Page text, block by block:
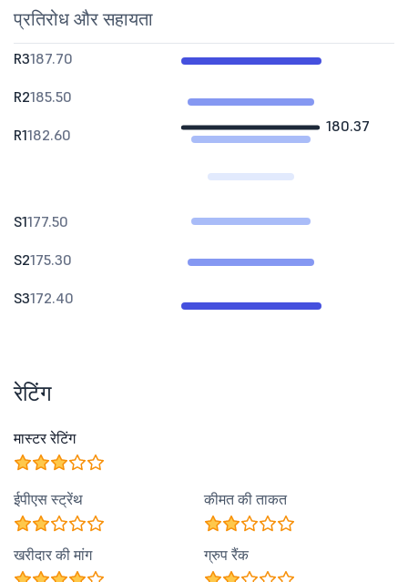
प्रतिरोध और सहायता
180.37
R3187.70
R2185.50
R1182.60
S1177.50
S2175.30
S3172.40
रेटिंग
मास्टर रेटिंग
ईपीएस स्ट्रेंथ कीमत की ताकत
खरीदार की मांग ग्रुप रैंक